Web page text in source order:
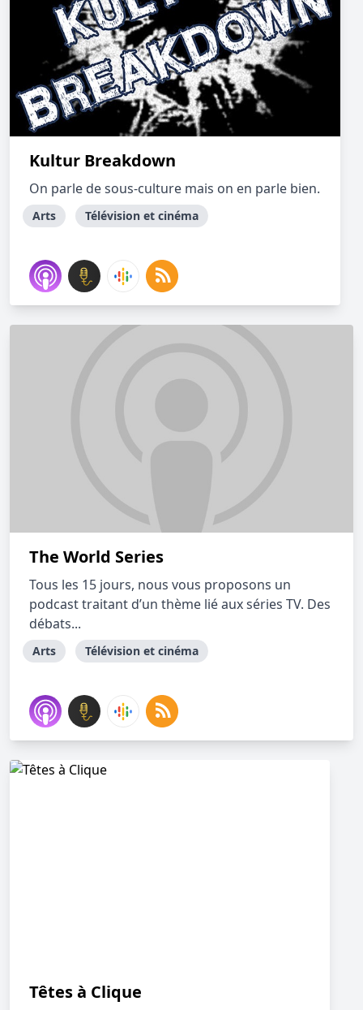
Kultur Breakdown
On parle de sous-culture mais on en parle bien.
Arts Télévision et cinéma
The World Series
Tous les 15 jours, nous vous proposons un
podcast traitant d’un thème lié aux séries TV. Des
débats...
Arts Télévision et cinéma
Têtes à Clique